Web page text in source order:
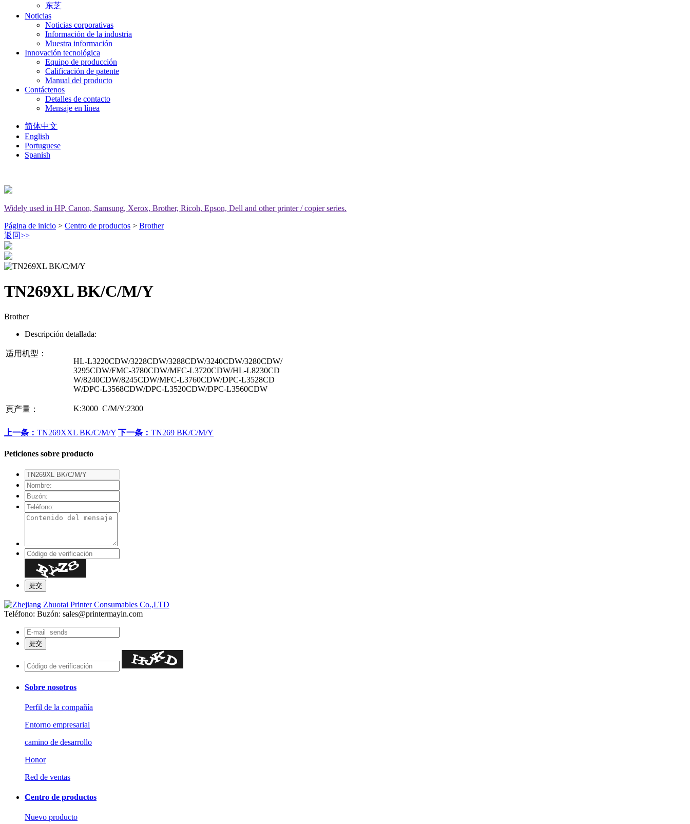
东芝
Noticias
Noticias corporativas
Información de la industria
Muestra información
Innovación tecnológica
Equipo de producción
Calificación de patente
Manual del producto
Contáctenos
Detalles de contacto
Mensaje en línea
简体中文
English
Portuguese
Spanish
Widely used in HP, Canon, Samsung, Xerox, Brother, Ricoh, Epson, Dell and other printer / copier series.
Página de inicio > Centro de productos > Brother
返回>>
TN269XL BK/C/M/Y
Brother
Descripción detallada:
适用机型：
HL-L3220CDW/3228CDW/3288CDW/3240CDW/3280CDW/
3295CDW/FMC-3780CDW/MFC-L3720CDW/HL-L8230CD
W/8240CDW/8245CDW/MFC-L3760CDW/DPC-L3528CD
W/DPC-L3568CDW/DPC-L3520CDW/DPC-L3560CDW
頁产量： K:3000 C/M/Y:2300
上一条： TN269XXL BK/C/M/Y 下一条： TN269 BK/C/M/Y
Peticiones sobre producto
Teléfono: Buzón: sales@printermayin.com
Sobre nosotros
Perfil de la compañía
Entorno empresarial
camino de desarrollo
Honor
Red de ventas
Centro de productos
Nuevo producto